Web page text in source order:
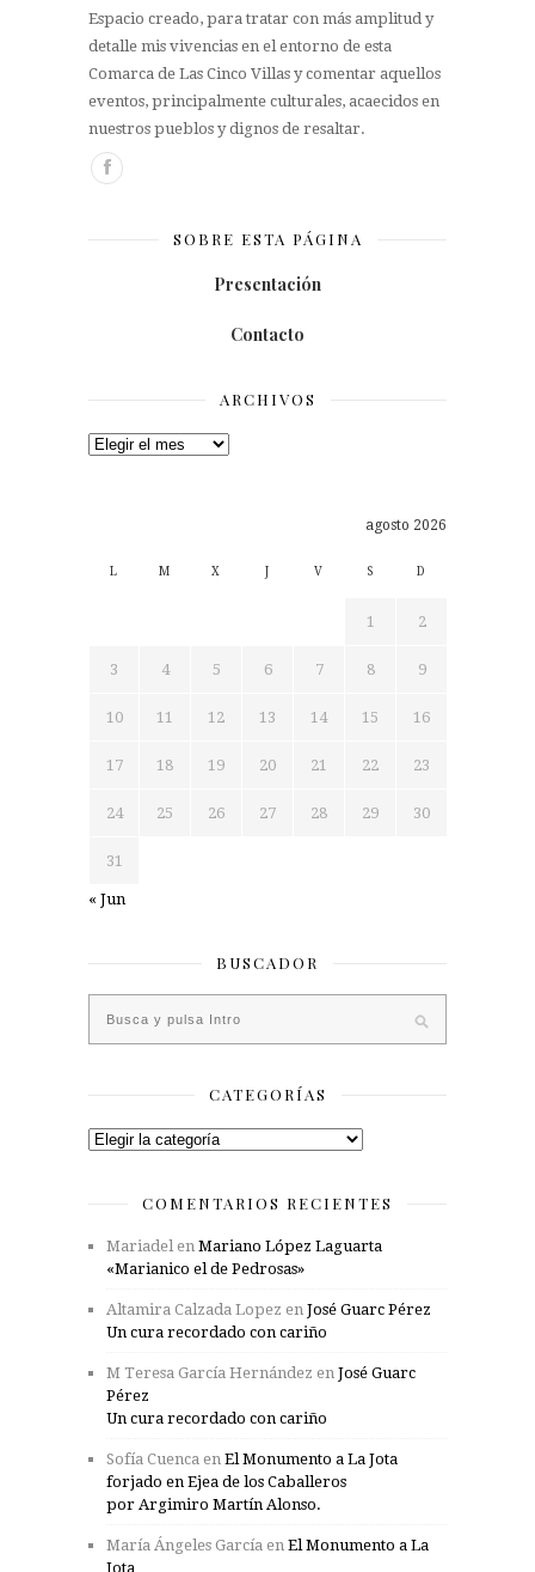
Espacio creado, para tratar con más amplitud y
detalle mis vivencias en el entorno de esta
Comarca de Las Cinco Villas y comentar aquellos
eventos, principalmente culturales, acaecidos en
nuestros pueblos y dignos de resaltar.
SOBRE ESTA PÁGINA
Presentación
Contacto
ARCHIVOS
Archivos
agosto 2026
L M X J V S D
1 2
3 4 5 6 7 8 9
10 11 12 13 14 15 16
17 18 19 20 21 22 23
24 25 26 27 28 29 30
31
« Jun
BUSCADOR
CATEGORÍAS
Categorías
COMENTARIOS RECIENTES
Mariadelen Mariano López Laguarta
«Marianico el de Pedrosas»
Altamira Calzada Lopez en José Guarc Pérez
Un cura recordado con cariño
M Teresa García Hernández en José Guarc
Pérez
Un cura recordado con cariño
Sofía Cuenca en El Monumento a La Jota
forjado en Ejea de los Caballeros
por Argimiro Martín Alonso.
María Ángeles García en El Monumento a La
Jota